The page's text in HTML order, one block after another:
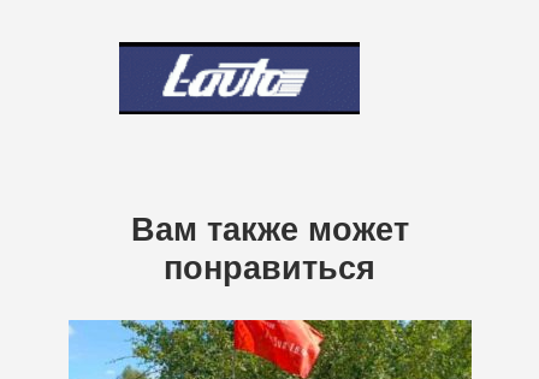
Вам также может
понравиться